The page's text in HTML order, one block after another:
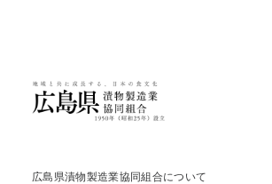
広島県漬物製造業協同組合について